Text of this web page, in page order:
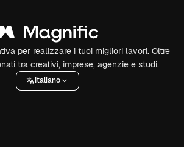
per realizzare i tuoi migliori lavori. Oltre
tra creativi, imprese, agenzie e studi.
Italiano